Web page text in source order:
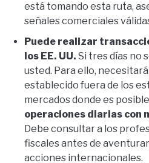
está tomando esta ruta,
señales comerciales
Puede realizar
los EE. UU. Si tres días no
usted. Para ello,
establecido fuera de los
mercados donde es
operaciones diarias con
Debe consultar a los
fiscales antes de
acciones internacionales.